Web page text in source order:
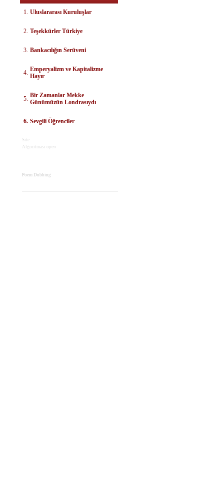
1. Uluslararası Kuruluşlar
2. Teşekkürler Türkiye
3. Bankacılığın Serüveni
4. Emperyalizm ve Kapitalizme
Hayır
5. Bir Zamanlar Mekke
Günümüzün Londrasıydı
6. Sevgili Öğrenciler
Site
Algoritması open
Poem Dubbing